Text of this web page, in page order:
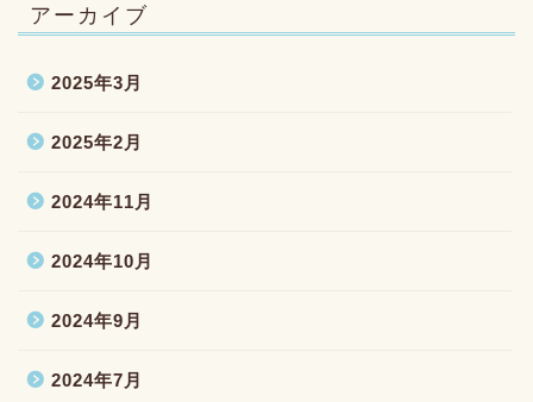
アーカイブ
2025年3月
2025年2月
2024年11月
2024年10月
2024年9月
2024年7月